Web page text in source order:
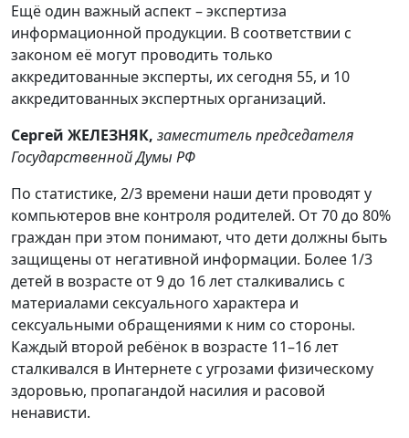
Ещё один важный аспект – экспертиза
информационной продукции. В соответствии с
законом её могут проводить только
аккредитованные эксперты, их сегодня 55, и 10
аккредитованных экспертных организаций.
Сергей ЖЕЛЕЗНЯК, заместитель председателя
Государственной Думы РФ
По статистике, 2/3 времени наши дети проводят у
компьютеров вне контроля родителей. От 70 до 80%
граждан при этом понимают, что дети должны быть
защищены от негативной информации. Более 1/3
детей в возрасте от 9 до 16 лет сталкивались с
материалами сексуального характера и
сексуальными обращениями к ним со стороны.
Каждый второй ребёнок в возрасте 11–16 лет
сталкивался в Интернете с угрозами физическому
здоровью, пропагандой насилия и расовой
ненависти.